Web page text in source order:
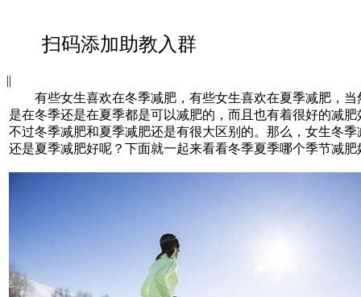
扫码添加助教入群
||
有些女生喜欢在冬季减肥，有些女生喜欢在夏季减肥，当
是在冬季还是在夏季都是可以减肥的，而且也有着很好的减肥
不过冬季减肥和夏季减肥还是有很大区别的。那么，女生冬季
还是夏季减肥好呢？下面就一起来看看冬季夏季哪个季节减肥